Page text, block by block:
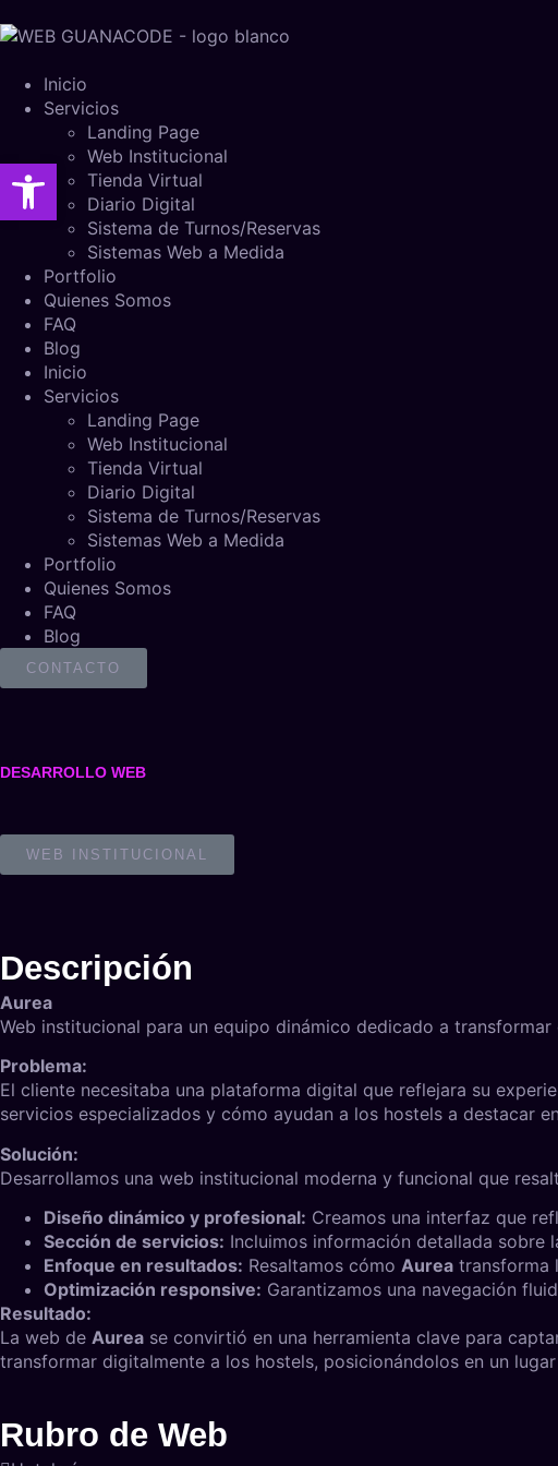
Inicio
Servicios
Landing Page
Web Institucional
Tienda Virtual
Diario Digital
Sistema de Turnos/Reservas
Sistemas Web a Medida
Portfolio
Quienes Somos
FAQ
Blog
Inicio
Servicios
Landing Page
Web Institucional
Tienda Virtual
Diario Digital
Sistema de Turnos/Reservas
Sistemas Web a Medida
Portfolio
Quienes Somos
FAQ
Blog
CONTACTO
DESARROLLO WEB
WEB INSTITUCIONAL
Descripción
Aurea
Web institucional para un equipo dinámico dedicado a
Problema:
El cliente necesitaba una plataforma digital que reflejara su
servicios especializados y cómo ayudan a los hostels a destacar
Solución:
Desarrollamos una web institucional moderna y funcional que
Diseño dinámico y profesional: Creamos una interfaz que
Sección de servicios: Incluimos información detallada sobre
Enfoque en resultados: Resaltamos cómo Aurea transforma
Optimización responsive: Garantizamos una navegación
Resultado:
La web de Aurea se convirtió en una herramienta clave para
transformar digitalmente a los hostels, posicionándolos en un
Rubro de Web
Abrir barra de herramientas